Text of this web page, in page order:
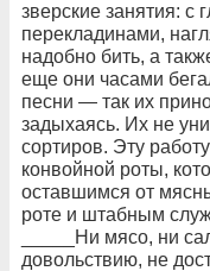
зверские занятия: с
перекладинами,
надобно бить, а
еще они часами
песни — так их
задыхаясь. Их не
сортиров. Эту
конвойной роты,
оставшимся от
роте и штабным
_____Ни мясо, ни
довольствию, не